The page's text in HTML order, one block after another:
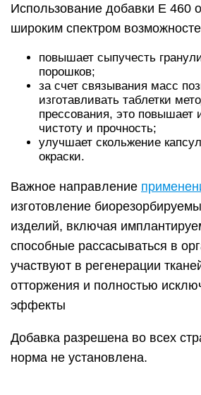
Использование добавки E 460
широким спектром
повышает сыпучесть
порошков;
за счет связывания масс
изготавливать таблетки
прессования, это повышает
чистоту и прочность;
улучшает скольжение
окраски.
Важное направление
изготовление
изделий, включая
способные рассасываться в
участвуют в регенерации
отторжения и полностью
эффекты
Добавка разрешена во всех
норма не установлена.